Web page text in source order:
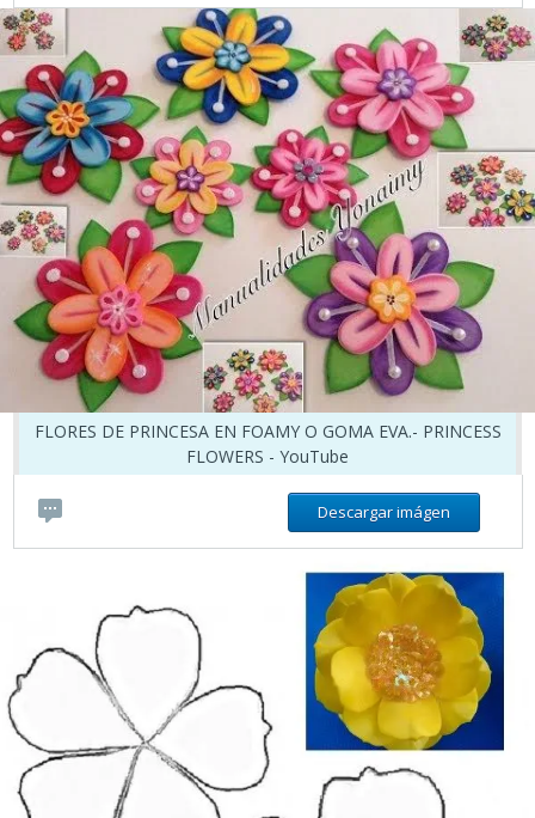
FLORES DE PRINCESA EN FOAMY O GOMA EVA.- PRINCESS
FLOWERS - YouTube
Descargar imágen